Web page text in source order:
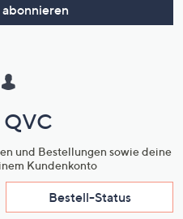
und Bestellungen sowie deine
Kundenkonto
Bestell-Status